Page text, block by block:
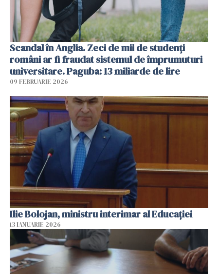
Scandal în Anglia. Zeci de mii de studenți
români ar fi fraudat sistemul de împrumuturi
universitare. Paguba: 13 miliarde de lire
09 FEBRUARIE 2026
Ilie Bolojan, ministru interimar al Educaţiei
13 IANUARIE 2026